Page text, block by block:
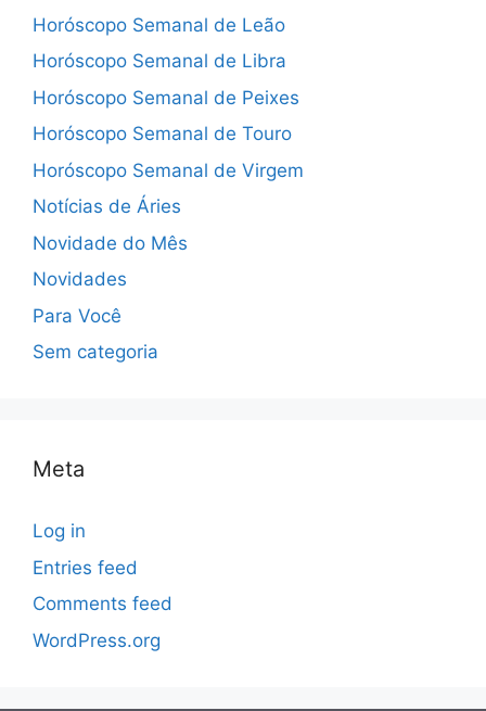
Horóscopo Semanal de Leão
Horóscopo Semanal de Libra
Horóscopo Semanal de Peixes
Horóscopo Semanal de Touro
Horóscopo Semanal de Virgem
Notícias de Áries
Novidade do Mês
Novidades
Para Você
Sem categoria
Meta
Log in
Entries feed
Comments feed
WordPress.org